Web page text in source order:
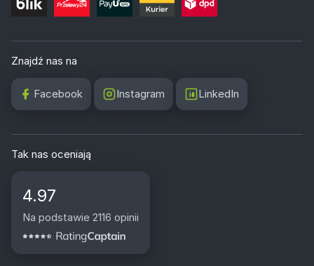
Znajdź nas na
Facebook Instagram LinkedIn
Tak nas oceniają
4.97
Na podstawie 2116 opinii